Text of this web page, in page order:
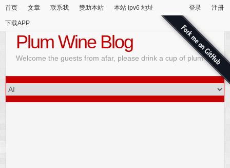
首页 文章 联系我 赞助本站 本站 ipv6 地址
下载APP
登录 注册
Plum Wine Blog
Welcome the guests from afar, please drink a cup of plum wine